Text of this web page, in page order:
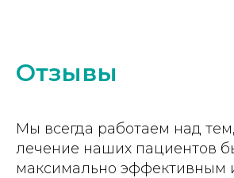
Отзывы
Мы всегда работаем над
лечение наших пациентов
максимально эффективным